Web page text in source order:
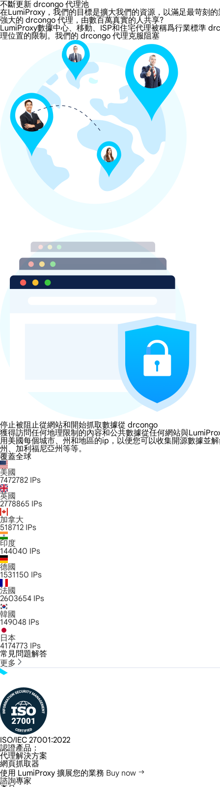
不斷更新 drcongo 代理池
在LumiProxy，我們的目標是擴大我們的資源，以滿足最苛刻
強大的 drcongo 代理，由數百萬真實的人共享?
LumiProxy數據中心、移動、ISP和住宅代理被稱爲行業標準
理位置的限制。我們的 drcongo 代理克服阻塞
停止被阻止從網站和開始抓取數據從 drcongo
獲得訪問任何地理限制的內容和公共數據從任何網站與
用美國每個城市、州和地區的ip，以便您可以收集開源數據並
州、加利福尼亞州等等。
覆蓋全球
美國
7472782 IPs
英國
2778865 IPs
加拿大
518712 IPs
印度
144040 IPs
德國
1531150 IPs
法國
2603654 IPs
韓國
149048 IPs
日本
4174773 IPs
常見問題解答
更多
ISO/IEC 27001:2022
認證產品：
代理解決方案
網頁抓取器
使用 LumiProxy 擴展您的業務 Buy now
諮詢專家